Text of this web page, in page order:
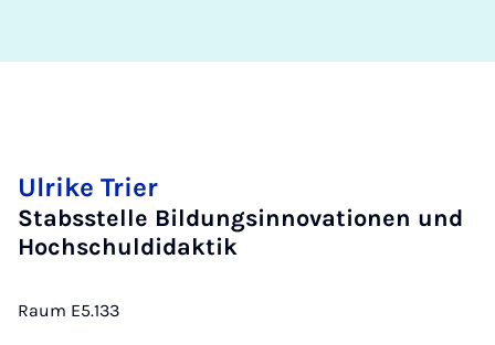
Ulrike Trier
Stabsstelle Bildungsinnovationen und
Hochschuldidaktik
Raum E5.133